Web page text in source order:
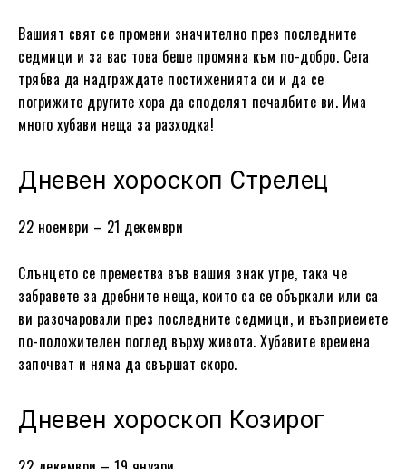
Вашият свят се промени значително през последните
седмици и за вас това беше промяна към по-добро. Сега
трябва да надграждате постиженията си и да се
погрижите другите хора да споделят печалбите ви. Има
много хубави неща за разходка!
Дневен хороскоп Стрелец
22 ноември – 21 декември
Слънцето се премества във вашия знак утре, така че
забравете за дребните неща, които са се объркали или са
ви разочаровали през последните седмици, и възприемете
по-положителен поглед върху живота. Хубавите времена
започват и няма да свършат скоро.
Дневен хороскоп Козирог